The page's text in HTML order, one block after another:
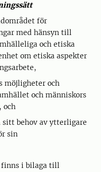
för
med hänsyn till
och etiska
om etiska aspekter
möjligheter och
och människors
och
behov av ytterligare
sin
finns i bilaga till